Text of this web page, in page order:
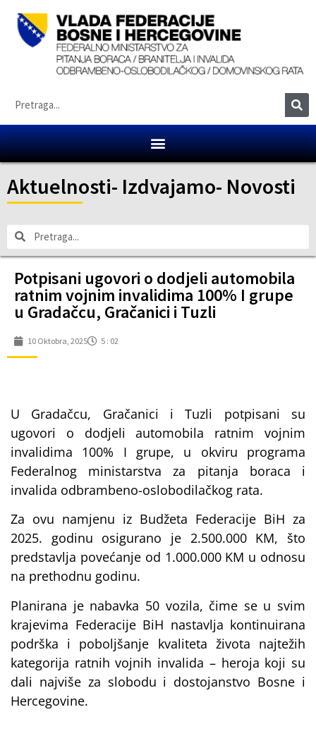
Aktuelnosti- Izdvajamo- Novosti
Potpisani ugovori o dodjeli automobila
ratnim vojnim invalidima 100% I grupe
u Gradačcu, Gračanici i Tuzli
10 Oktobra, 2025 5 : 02
U Gradačcu, Gračanici i Tuzli potpisani su
ugovori o dodjeli automobila ratnim vojnim
invalidima 100% I grupe, u okviru programa
Federalnog ministarstva za pitanja boraca i
invalida odbrambeno-oslobodilačkog rata.
Za ovu namjenu iz Budžeta Federacije BiH za
2025. godinu osigurano je 2.500.000 KM, što
predstavlja povećanje od 1.000.000 KM u odnosu
na prethodnu godinu.
Planirana je nabavka 50 vozila, čime se u svim
krajevima Federacije BiH nastavlja kontinuirana
podrška i poboljšanje kvaliteta života najtežih
kategorija ratnih vojnih invalida – heroja koji su
dali najviše za slobodu i dostojanstvo Bosne i
Hercegovine.